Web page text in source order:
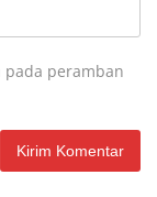
pada peramban